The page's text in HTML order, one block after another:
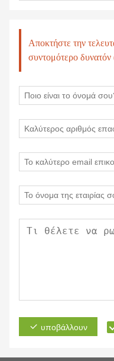
Αποκτήστε την
συντομότερο
υποβάλλουν